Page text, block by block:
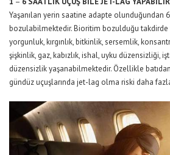
Yaşanılan yerin saatine adapte olunduğundan
bozulabilmektedir. Bioritim bozulduğu takdirde
yorgunluk, kırgınlık, bitkinlik, sersemlik,
şişkinlik, gaz, kabızlık, ishal, uyku düzensizliği,
düzensizlik yaşanabilmektedir. Özellikle
gündüz uçuşlarında jet-lag olma riski daha